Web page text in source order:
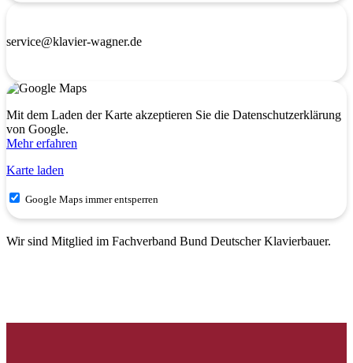
service@klavier-wagner.de
Mit dem Laden der Karte akzeptieren Sie die Datenschutzerklärung
von Google.
Mehr erfahren
Karte laden
Google Maps immer entsperren
Wir sind Mitglied im Fachverband Bund Deutscher Klavierbauer.